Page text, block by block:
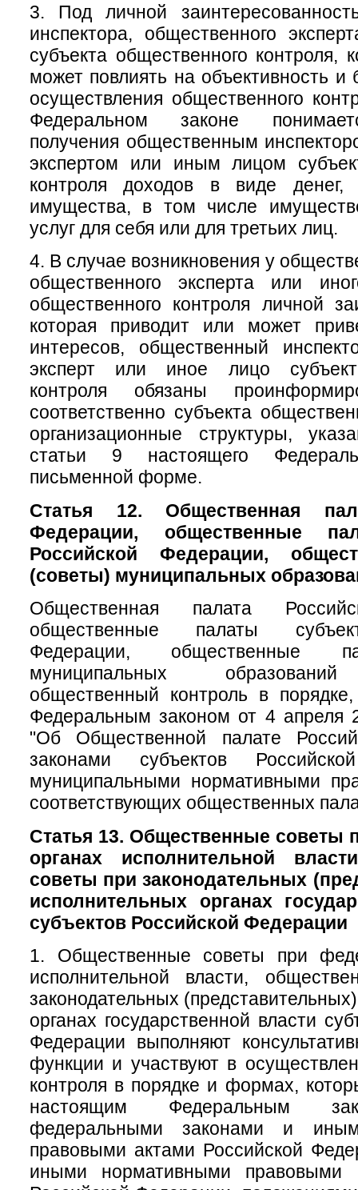
3. Под личной
инспектора, общественного
субъекта общественного контроля,
может повлиять на объективность и
осуществления общественного
Федеральном законе
получения общественным
экспертом или иным лицом
контроля доходов в виде денег,
имущества, в том числе
услуг для себя или для третьих лиц.
4. В случае возникновения у
общественного эксперта или
общественного контроля личной
которая приводит или может
интересов, общественный
эксперт или иное лицо
контроля обязаны
соответственно субъекта
организационные структуры,
статьи 9 настоящего
письменной форме.
Статья 12. Общественная
Федерации, общественные
Российской Федерации,
(советы) муниципальных
Общественная палата
общественные палаты
Федерации, общественные
муниципальных
общественный контроль в
Федеральным законом от 4 апреля
"Об Общественной палате
законами субъектов
муниципальными нормативными
соответствующих общественных
Статья 13. Общественные советы
органах исполнительной
советы при законодательных
исполнительных органах
субъектов Российской Федерации
1. Общественные советы при
исполнительной власти,
законодательных
органах государственной власти
Федерации выполняют
функции и участвуют в
контроля в порядке и формах,
настоящим Федеральным
федеральными законами и
правовыми актами Российской
иными нормативными правовыми